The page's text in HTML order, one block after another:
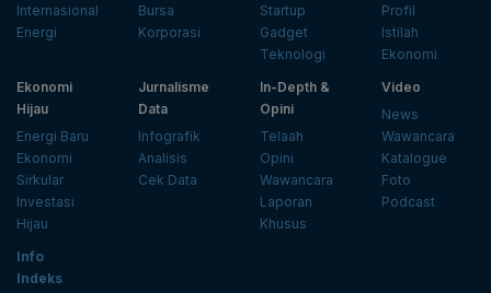
Internasional
Energi
Bursa
Korporasi
Startup
Gadget
Teknologi
Profil
Istilah
Ekonomi
Ekonomi
Hijau
Energi Baru
Ekonomi
Sirkular
Investasi
Hijau
Jurnalisme
Data
Infografik
Analisis
Cek Data
In-Depth &
Opini
Telaah
Opini
Wawancara
Laporan
Khusus
Video
News
Wawancara
Katalogue
Foto
Podcast
Info
Indeks